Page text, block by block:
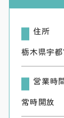
住所
栃木県宇
営業時
常時開放